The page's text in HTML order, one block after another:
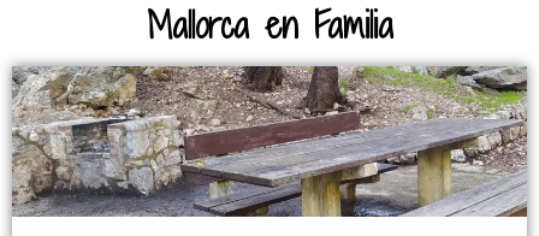
Mallorca en Familia